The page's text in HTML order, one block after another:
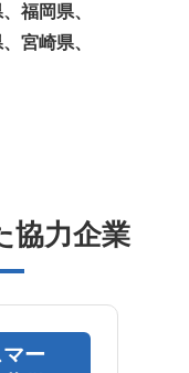
福岡県、
宮崎県、
協力企業
マー